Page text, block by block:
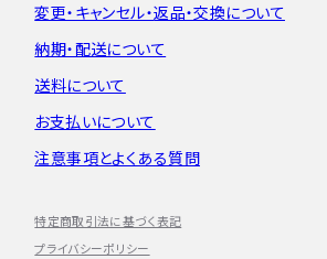
変更・キャンセル・返品・交換について
納期・配送について
送料について
お支払いについて
注意事項とよくある質問
特定商取引法に基づく表記
プライバシーポリシー